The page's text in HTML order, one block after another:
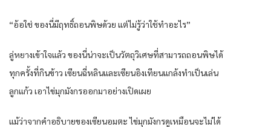
“อ้อใช่ ของนี่มีฤทธิ์ถอนพิษด้วย แต่ไม่รู้ว่าใช้ทำอะไร”
ลู่หยางเข้าใจแล้ว ของนี่น่าจะเป็นวัตถุวิเศษที่สามารถถอนพิษได้
ทุกครั้งที่กินข้าว เซียนฉี่หลินและเซียนอิงเทียนแกล้งทำเป็นเล่น
ลูกแก้ว เอาไข่มุกมังกรออกมาอย่างเปิดเผย
แม้ว่าจากคำอธิบายของเซียนอมตะ ไข่มุกมังกรดูเหมือนจะไม่ได้